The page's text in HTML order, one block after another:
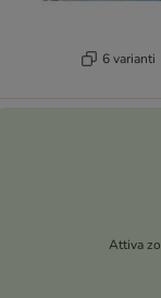
6 varianti
Attiva